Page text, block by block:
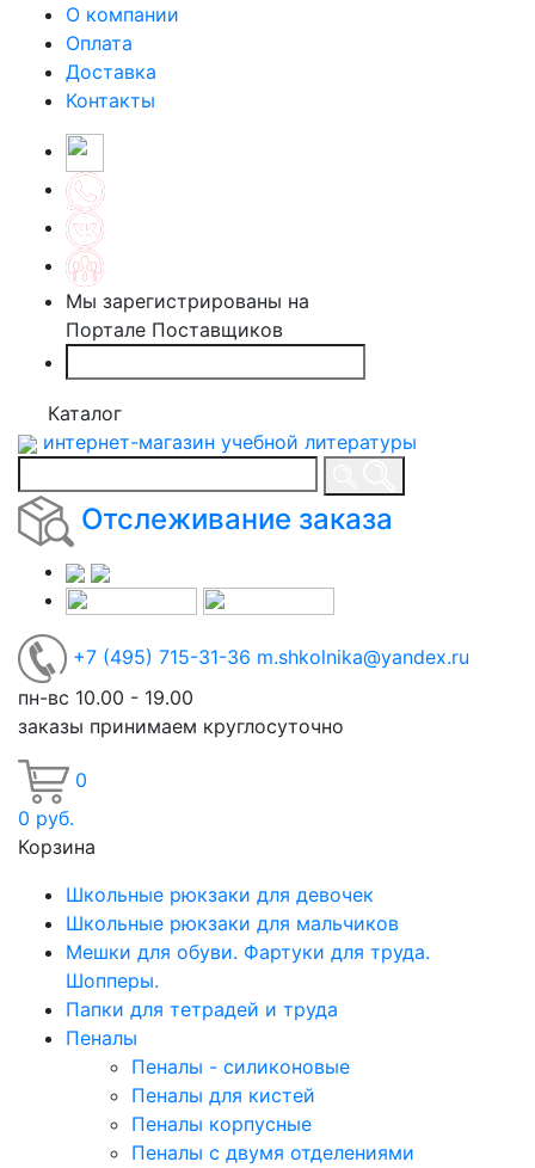
О компании
Оплата
Доставка
Контакты
Мы зарегистрированы на
Портале Поставщиков
Каталог
интернет-магазин учебной литературы
Отслеживание заказа
+7 (495) 715-31-36 m.shkolnika@yandex.ru
пн-вс 10.00 - 19.00
заказы принимаем круглосуточно
0
0 руб.
Корзина
Школьные рюкзаки для девочек
Школьные рюкзаки для мальчиков
Мешки для обуви. Фартуки для труда.
Шопперы.
Папки для тетрадей и труда
Пеналы
Пеналы - силиконовые
Пеналы для кистей
Пеналы корпусные
Пеналы с двумя отделениями